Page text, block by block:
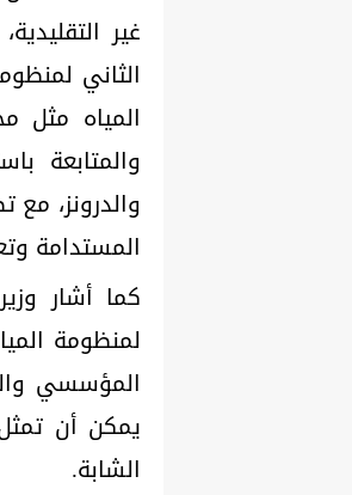
غير
المياه مثل
والمتابعة
والدرونز، مع
المستدامة
كما أشار
لمنظومة
المؤسسي
يمكن أن
الشابة.